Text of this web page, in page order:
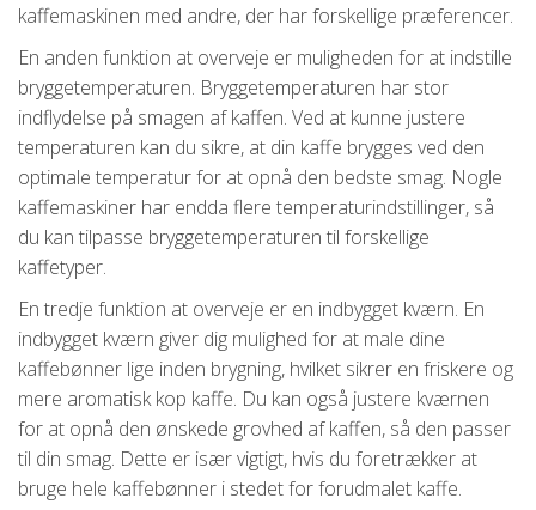
kaffemaskinen med andre, der har forskellige præferencer.
En anden funktion at overveje er muligheden for at indstille
bryggetemperaturen. Bryggetemperaturen har stor
indflydelse på smagen af ​​kaffen. Ved at kunne justere
temperaturen kan du sikre, at din kaffe brygges ved den
optimale temperatur for at opnå den bedste smag. Nogle
kaffemaskiner har endda flere temperaturindstillinger, så
du kan tilpasse bryggetemperaturen til forskellige
kaffetyper.
En tredje funktion at overveje er en indbygget kværn. En
indbygget kværn giver dig mulighed for at male dine
kaffebønner lige inden brygning, hvilket sikrer en friskere og
mere aromatisk kop kaffe. Du kan også justere kværnen
for at opnå den ønskede grovhed af kaffen, så den passer
til din smag. Dette er især vigtigt, hvis du foretrækker at
bruge hele kaffebønner i stedet for forudmalet kaffe.